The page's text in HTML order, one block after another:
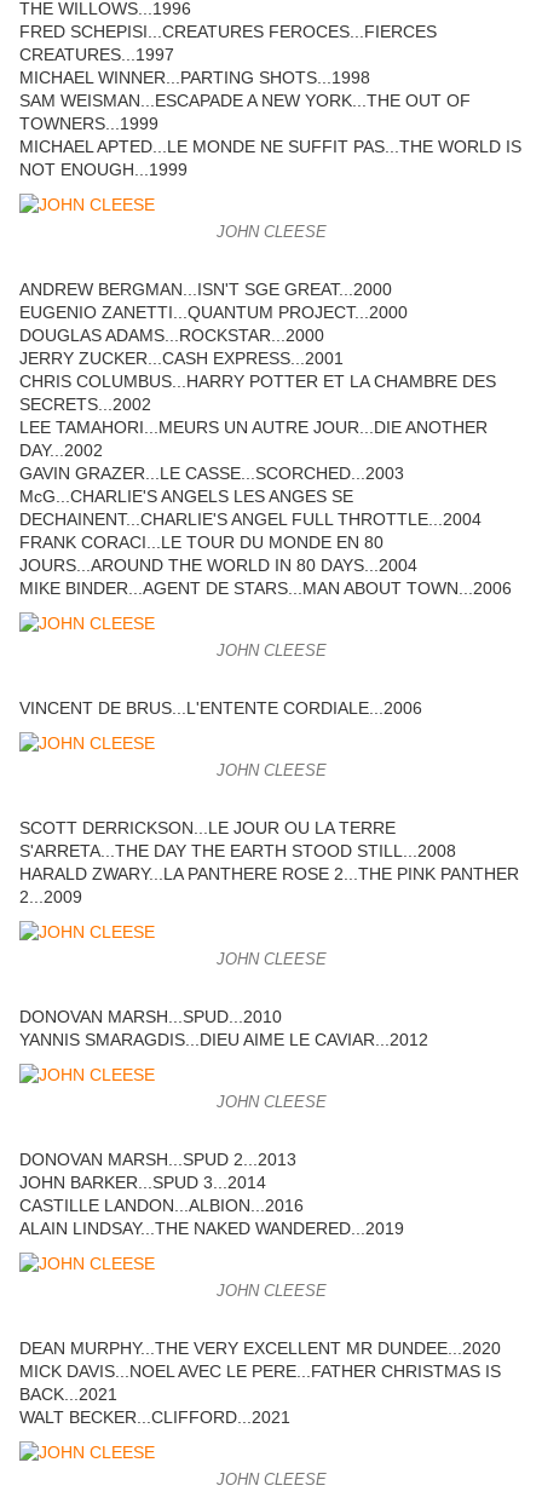
THE WILLOWS...1996
FRED SCHEPISI...CREATURES FEROCES...FIERCES
CREATURES...1997
MICHAEL WINNER...PARTING SHOTS...1998
SAM WEISMAN...ESCAPADE A NEW YORK...THE OUT OF
TOWNERS...1999
MICHAEL APTED...LE MONDE NE SUFFIT PAS...THE WORLD IS
NOT ENOUGH...1999
JOHN CLEESE
ANDREW BERGMAN...ISN'T SGE GREAT...2000
EUGENIO ZANETTI...QUANTUM PROJECT...2000
DOUGLAS ADAMS...ROCKSTAR...2000
JERRY ZUCKER...CASH EXPRESS...2001
CHRIS COLUMBUS...HARRY POTTER ET LA CHAMBRE DES
SECRETS...2002
LEE TAMAHORI...MEURS UN AUTRE JOUR...DIE ANOTHER
DAY...2002
GAVIN GRAZER...LE CASSE...SCORCHED...2003
McG...CHARLIE'S ANGELS LES ANGES SE
DECHAINENT...CHARLIE'S ANGEL FULL THROTTLE...2004
FRANK CORACI...LE TOUR DU MONDE EN 80
JOURS...AROUND THE WORLD IN 80 DAYS...2004
MIKE BINDER...AGENT DE STARS...MAN ABOUT TOWN...2006
JOHN CLEESE
VINCENT DE BRUS...L'ENTENTE CORDIALE...2006
JOHN CLEESE
SCOTT DERRICKSON...LE JOUR OU LA TERRE
S'ARRETA...THE DAY THE EARTH STOOD STILL...2008
HARALD ZWARY...LA PANTHERE ROSE 2...THE PINK PANTHER
2...2009
JOHN CLEESE
DONOVAN MARSH...SPUD...2010
YANNIS SMARAGDIS...DIEU AIME LE CAVIAR...2012
JOHN CLEESE
DONOVAN MARSH...SPUD 2...2013
JOHN BARKER...SPUD 3...2014
CASTILLE LANDON...ALBION...2016
ALAIN LINDSAY...THE NAKED WANDERED...2019
JOHN CLEESE
DEAN MURPHY...THE VERY EXCELLENT MR DUNDEE...2020
MICK DAVIS...NOEL AVEC LE PERE...FATHER CHRISTMAS IS
BACK...2021
WALT BECKER...CLIFFORD...2021
JOHN CLEESE